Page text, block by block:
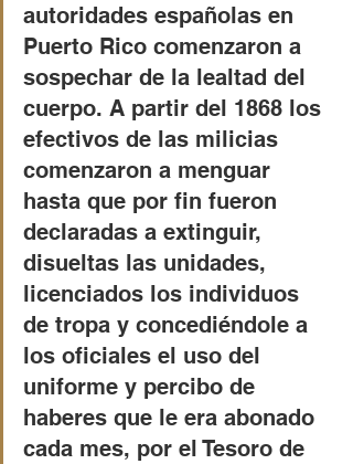
autoridades españolas en
Puerto Rico comenzaron a
sospechar de la lealtad del
cuerpo. A partir del 1868 los
efectivos de las milicias
comenzaron a menguar
hasta que por fin fueron
declaradas a extinguir,
disueltas las unidades,
licenciados los individuos
de tropa y concediéndole a
los oficiales el uso del
uniforme y percibo de
haberes que le era abonado
cada mes, por el Tesoro de